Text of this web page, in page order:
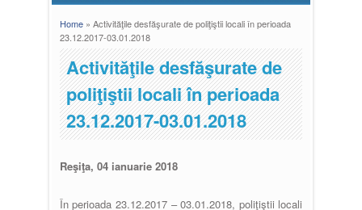
You are here
Home» Activităţile desfăşurate de poliţiştii locali în perioada
23.12.2017-03.01.2018
Activităţile desfăşurate de
poliţiştii locali în perioada
23.12.2017-03.01.2018
Reşiţa, 04 ianuarie 2018
În perioada 23.12.2017 – 03.01.2018, poliţiştii locali